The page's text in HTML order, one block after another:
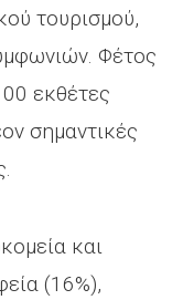
τουρισμού,
Φέτος
εκθέτες
σημαντικές
και
(16%),